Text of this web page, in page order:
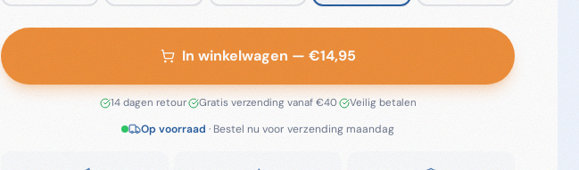
In winkelwagen — €14,95
14 dagen retour· Gratis verzending vanaf €40 Veilig betalen
Op voorraad · Bestel nu voor verzendingmaandag